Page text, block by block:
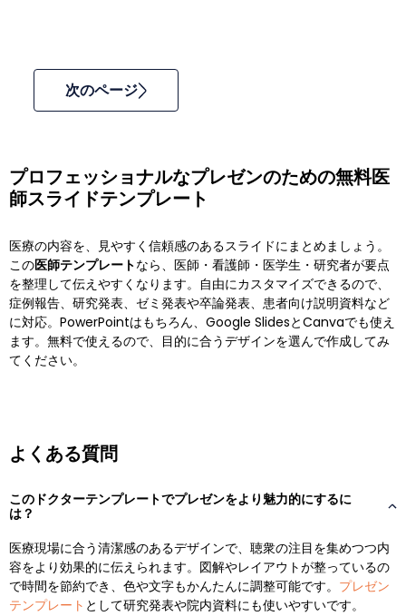
次のページ
プロフェッショナルなプレゼンのための無料医
師スライドテンプレート
医療の内容を、見やすく信頼感のあるスライドにまとめましょう。
この医師テンプレートなら、医師・看護師・医学生・研究者が要点
を整理して伝えやすくなります。自由にカスタマイズできるので、
症例報告、研究発表、ゼミ発表や卒論発表、患者向け説明資料など
に対応。PowerPointはもちろん、Google SlidesとCanvaでも使え
ます。無料で使えるので、目的に合うデザインを選んで作成してみ
てください。
よくある質問
このドクターテンプレートでプレゼンをより魅力的にするに
は？
医療現場に合う清潔感のあるデザインで、聴衆の注目を集めつつ内
容をより効果的に伝えられます。図解やレイアウトが整っているの
で時間を節約でき、色や文字もかんたんに調整可能です。 プレゼン
テンプレート として研究発表や院内資料にも使いやすいです。